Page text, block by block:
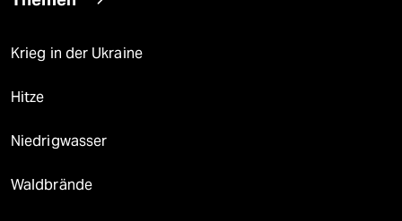
Krieg in der Ukraine
Hitze
Niedrigwasser
Waldbrände